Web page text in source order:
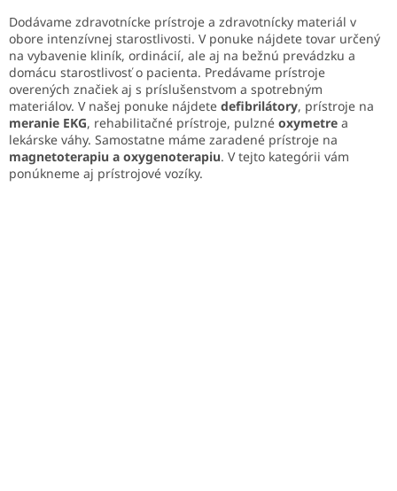
a
c
i
e
p
r
v
k
y
v
v
a
n
i
e
Dodávame zdravotnícke prístroje a zdravotnícky materiál v
obore intenzívnej starostlivosti. V ponuke nájdete tovar určený
na vybavenie kliník, ordinácií, ale aj na bežnú prevádzku a
domácu starostlivosť o pacienta. Predávame prístroje
overených značiek aj s príslušenstvom a spotrebným
materiálov. V našej ponuke nájdete defibrilátory, prístroje na
meranie EKG, rehabilitačné prístroje, pulzné oxymetre a
lekárske váhy. Samostatne máme zaradené prístroje na
magnetoterapiu a oxygenoterapiu. V tejto kategórii vám
ponúkneme aj prístrojové vozíky.